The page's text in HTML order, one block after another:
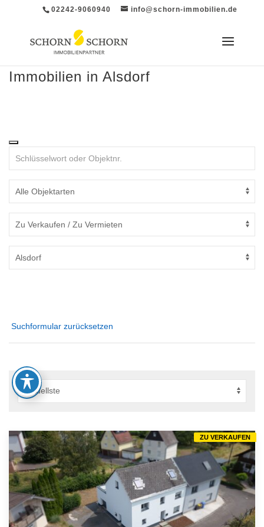
02242-9060940 info@schorn-immobilien.de
Immobilien in Alsdorf
Suchformular zurücksetzen
ZU VERKAUFEN